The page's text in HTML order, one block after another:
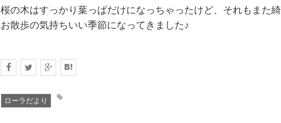
桜の木はすっかり葉っぱだけになっちゃったけど、それもまた
お散歩の気持ちいい季節になってきました♪
ローラだより